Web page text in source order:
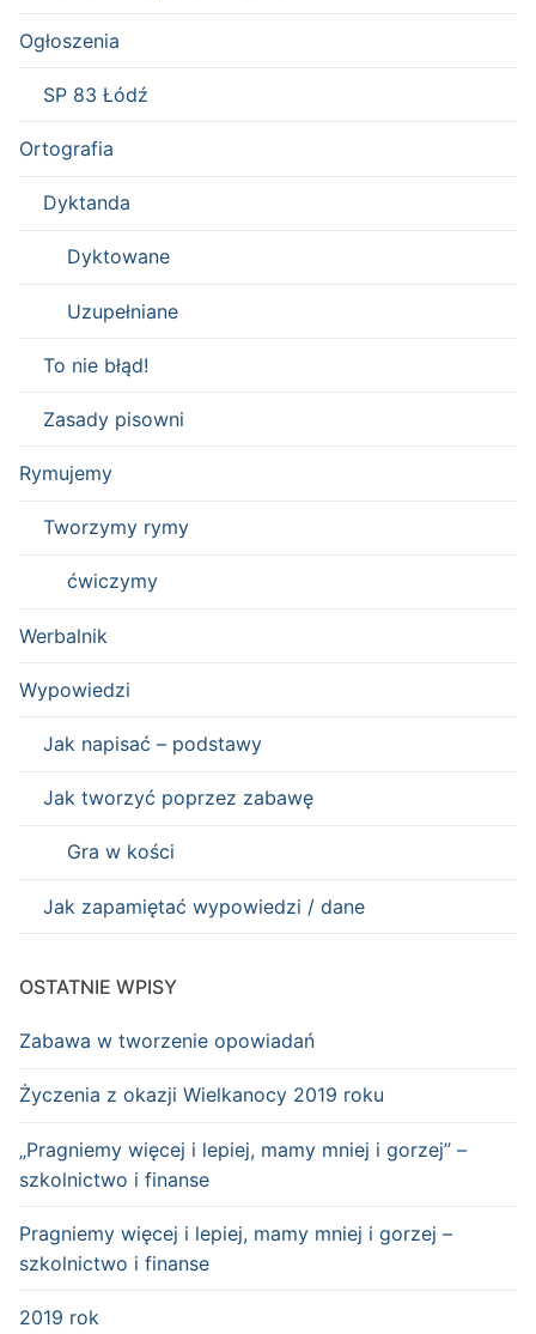
Ogłoszenia
SP 83 Łódź
Ortografia
Dyktanda
Dyktowane
Uzupełniane
To nie błąd!
Zasady pisowni
Rymujemy
Tworzymy rymy
ćwiczymy
Werbalnik
Wypowiedzi
Jak napisać – podstawy
Jak tworzyć poprzez zabawę
Gra w kości
Jak zapamiętać wypowiedzi / dane
OSTATNIE WPISY
Zabawa w tworzenie opowiadań
Życzenia z okazji Wielkanocy 2019 roku
„Pragniemy więcej i lepiej, mamy mniej i gorzej” –
szkolnictwo i finanse
Pragniemy więcej i lepiej, mamy mniej i gorzej –
szkolnictwo i finanse
2019 rok